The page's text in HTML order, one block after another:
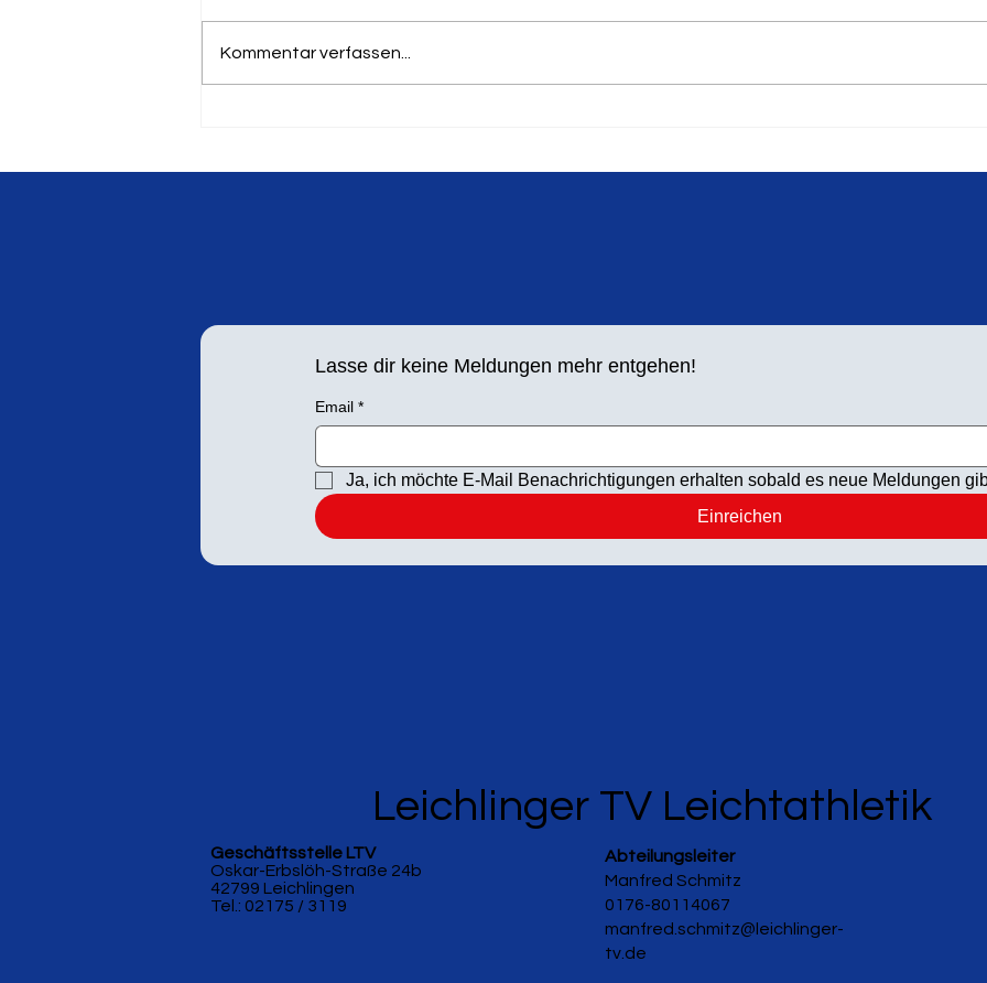
Kommentar verfassen...
Lasse dir keine Meldungen mehr entgehen!
Email *
Ja, ich möchte E-Mail Benachrichtigungen erhalten sobald es neue Meldungen
Einreichen
Geschäftsstelle LTV
Oskar-Erbslöh-Straße 24b
42799 Leichlingen
Tel.: 02175 / 3119
Abteilungsleiter
Manfred Schmitz
0176-80114067
manfred.schmitz@leichlinger-
tv.de
Leichlinger TV Leichtathletik